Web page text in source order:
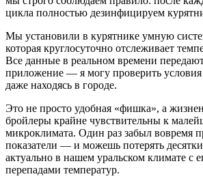
цикла полностью дезинфицируем
Мы установили в курятнике умную
которая круглосуточно отслеживает
Все данные в реальном времени
приложение — я могу проверить
даже находясь в городе.
Это не просто удобная «фишка», а
бройлеры крайне чувствительны к
микроклимата. Один раз забыл вовремя
показатели — и можешь потерять
актуально в нашем уральском климате с
перепадами температур.